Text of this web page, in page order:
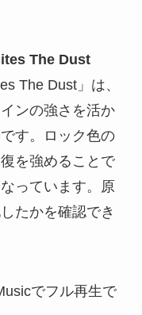
The Dust
The Dust」は、
ンの強さを活か
す。ロック色の
を強めることで
っています。原
たかを確認でき
でフル再生で